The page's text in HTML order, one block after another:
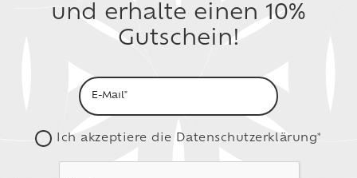
und erhalte einen 10%
Gutschein!
Ich akzeptiere die Datenschutzerklärung*